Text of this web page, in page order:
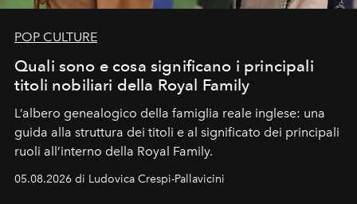
POP CULTURE
Quali sono e cosa significano i principali
titoli nobiliari della Royal Family
L’albero genealogico della famiglia reale inglese: una
guida alla struttura dei titoli e al significato dei principali
ruoli all’interno della Royal Family.
05.08.2026 di Ludovica Crespi-Pallavicini